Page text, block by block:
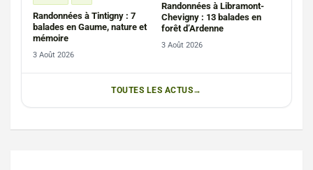
Randonnées à Tintigny : 7
balades en Gaume, nature et
mémoire
3 Août 2026
Randonnées à Libramont-
Chevigny : 13 balades en
forêt d’Ardenne
3 Août 2026
TOUTES LES ACTUS